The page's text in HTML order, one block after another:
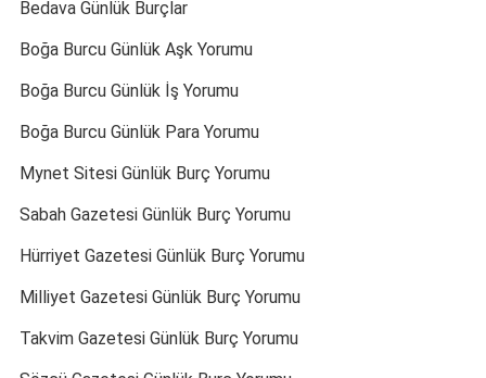
Bedava Günlük Burçlar
Boğa Burcu Günlük Aşk Yorumu
Boğa Burcu Günlük İş Yorumu
Boğa Burcu Günlük Para Yorumu
Mynet Sitesi Günlük Burç Yorumu
Sabah Gazetesi Günlük Burç Yorumu
Hürriyet Gazetesi Günlük Burç Yorumu
Milliyet Gazetesi Günlük Burç Yorumu
Takvim Gazetesi Günlük Burç Yorumu